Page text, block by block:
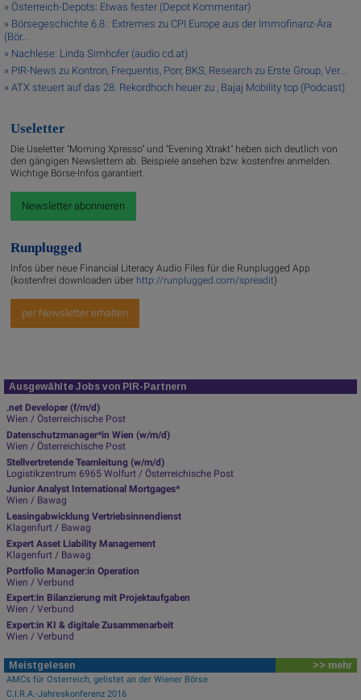
» Österreich-Depots: Etwas fester (Depot Kommentar)
» Börsegeschichte 6.8.: Extremes zu CPI Europe aus der Immofinanz-Ära
(Bör...
» Nachlese: Linda Simhofer (audio cd.at)
» PIR-News zu Kontron, Frequentis, Porr, BKS, Research zu Erste Group, Ver...
» ATX steuert auf das 28. Rekordhoch heuer zu , Bajaj Mobility top (Podcast)
Useletter
Die Useletter "Morning Xpresso" und "Evening Xtrakt" heben sich deutlich von
den gängigen Newslettern ab. Beispiele ansehen bzw. kostenfrei anmelden.
Wichtige Börse-Infos garantiert.
Newsletter abonnieren
Runplugged
Infos über neue Financial Literacy Audio Files für die Runplugged App
(kostenfrei downloaden über http://runplugged.com/spreadit)
per Newsletter erhalten
Ausgewählte Jobs von PIR-Partnern
.net Developer (f/m/d)
Wien / Österreichische Post
Datenschutzmanager*in Wien (w/m/d)
Wien / Österreichische Post
Stellvertretende Teamleitung (w/m/d)
Logistikzentrum 6965 Wolfurt / Österreichische Post
Junior Analyst International Mortgages*
Wien / Bawag
Leasingabwicklung Vertriebsinnendienst
Klagenfurt / Bawag
Expert Asset Liability Management
Klagenfurt / Bawag
Portfolio Manager:in Operation
Wien / Verbund
Expert:in Bilanzierung mit Projektaufgaben
Wien / Verbund
Expert:in KI & digitale Zusammenarbeit
Wien / Verbund
Meistgelesen >> mehr
AMCs für Österreich, gelistet an der Wiener Börse
C.I.R.A.-Jahreskonferenz 2016